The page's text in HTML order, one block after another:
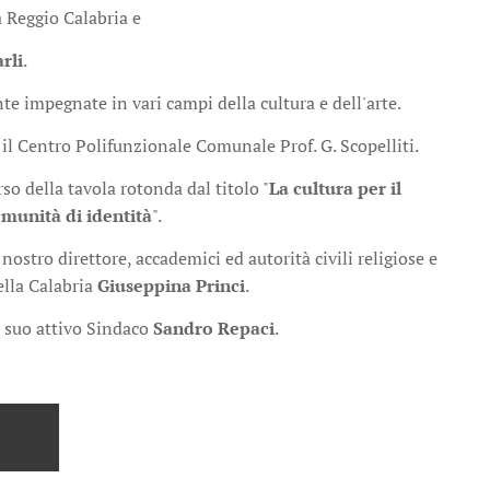
Calabria e
.
impegnate in vari campi della cultura e dell'arte.
Centro Polifunzionale Comunale Prof. G. Scopelliti.
della tavola rotonda dal titolo "La cultura per il
di identità".
direttore, accademici ed autorità civili religiose e
CalabriaGiuseppina Princi.
attivo Sindaco Sandro Repaci.